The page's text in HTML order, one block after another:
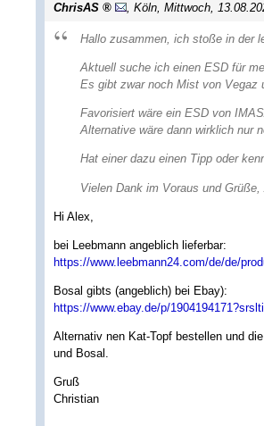
ChrisAS , Köln, Mittwoch,
Hallo zusammen, ich stoße in der
Aktuell suche ich einen ESD für
Es gibt zwar noch Mist von Vegaz
Favorisiert wäre ein ESD von
Alternative wäre dann wirklich nur
Hat einer dazu einen Tipp oder
Vielen Dank im Voraus und Grüße,
Hi Alex,
bei Leebmann angeblich lieferbar:
https://www.leebmann24.com/de/de/
Bosal gibts (angeblich) bei Ebay):
https://www.ebay.de/p/
Alternativ nen Kat-Topf bestellen und
und Bosal.
Gruß
Christian